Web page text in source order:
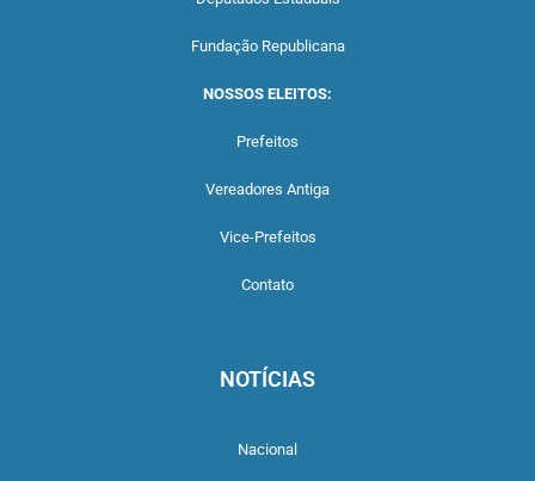
Fundação Republicana
NOSSOS ELEITOS:
Prefeitos
Vereadores Antiga
Vice-Prefeitos
Contato
NOTÍCIAS
Nacional